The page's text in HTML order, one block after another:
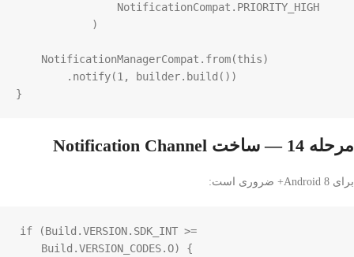
NotificationCompat . PRIORITY_HIGH
NotificationManagerCompat . from(this)
        .
notify(1, builder. build ())
}
مرحله 14 — ساخت Notification Channel
برای Android 8+ ضروری است:
if (Build .VERSION. SDK_INT >=
Build .VERSION_CODES.O) {